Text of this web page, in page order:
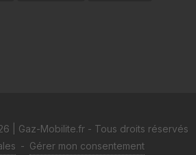
| Gaz-Mobilite.fr - Tous droits réservés
- Gérer mon consentement